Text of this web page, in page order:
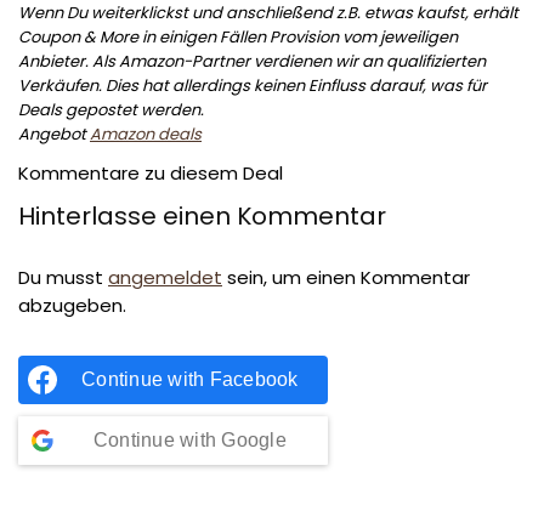
Wenn Du weiterklickst und anschließend z.B. etwas kaufst, erhält
Coupon & More in einigen Fällen Provision vom jeweiligen
Anbieter. Als Amazon-Partner verdienen wir an qualifizierten
Verkäufen. Dies hat allerdings keinen Einfluss darauf, was für
Deals gepostet werden.
AngebotAmazon deals
Kommentare zu diesem Deal
Hinterlasse einen Kommentar
Du musst angemeldet sein, um einen Kommentar
abzugeben.
Continue with Facebook
Continue with Google